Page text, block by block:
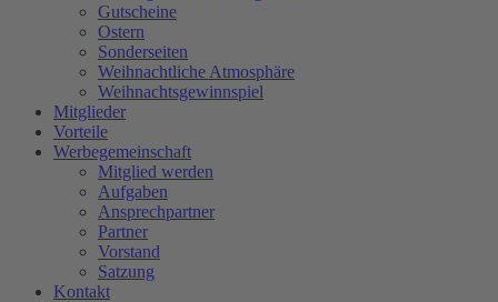
Gutscheine
Ostern
Sonderseiten
Weihnachtliche Atmosphäre
Weihnachtsgewinnspiel
Mitglieder
Vorteile
Werbegemeinschaft
Mitglied werden
Aufgaben
Ansprechpartner
Partner
Vorstand
Satzung
Kontakt